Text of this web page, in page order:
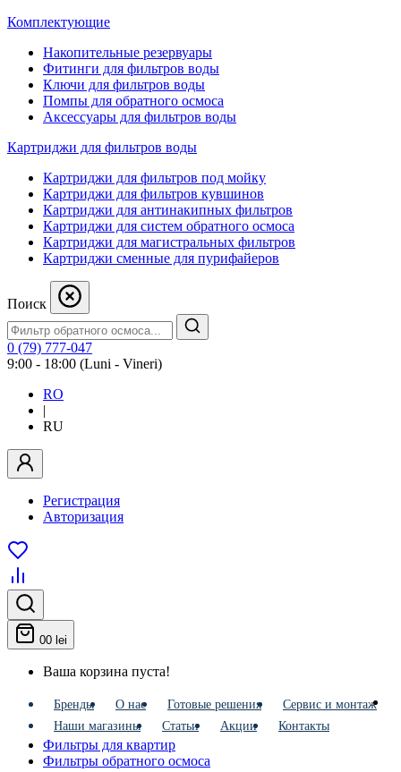
Комплектующие
Накопительные резервуары
Фитинги для фильтров воды
Ключи для фильтров воды
Помпы для обратного осмоса
Аксессуары для фильтров воды
Картриджи для фильтров воды
Картриджи для фильтров под мойку
Картриджи для фильтров кувшинов
Картриджи для антинакипных фильтров
Картриджи для систем обратного осмоса
Картриджи для магистральных фильтров
Картриджи сменные для пурифайеров
Поиск
0 (79) 777-047
9:00 - 18:00 (Luni - Vineri)
RO
|
RU
Регистрация
Авторизация
00 lei
Ваша корзина пуста!
Бренды О нас Готовые решения
Сервис и монтаж
Наши магазины
Статьи Акции Контакты
Фильтры для квартир
Фильтры обратного осмоса